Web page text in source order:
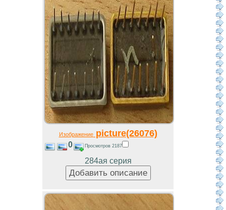
Изображениеpicture(26076)
0 Просмотров 2187
284ая серия